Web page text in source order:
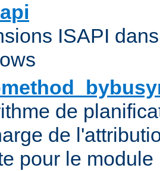
ISAPI
de
de
pour le module